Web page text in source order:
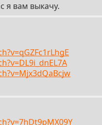
я вам выкачу.